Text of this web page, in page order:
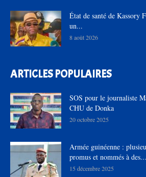
État de santé de Kassory
un...
8 août 2026
ARTICLES POPULAIRES
SOS pour le journaliste
CHU de Donka
20 octobre 2025
Armée guinéenne :
promus et nommés à des...
15 décembre 2025